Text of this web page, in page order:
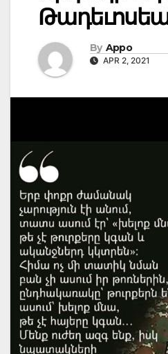
By Appo
APR 2, 2021